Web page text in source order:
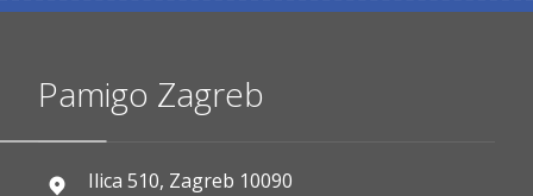
Pamigo Zagreb
Ilica 510, Zagreb 10090